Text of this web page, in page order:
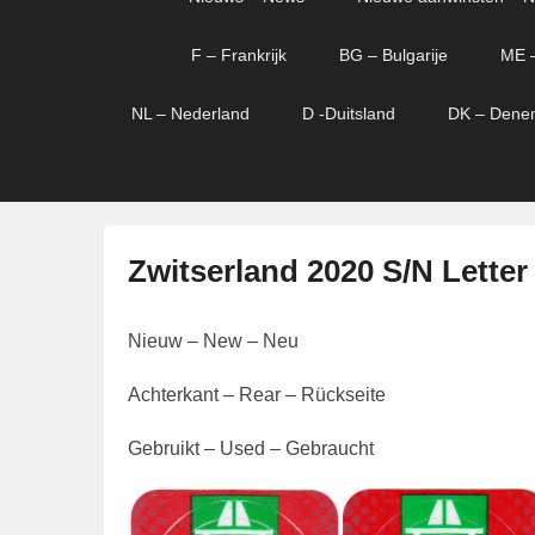
F – Frankrijk BG – Bulgarije ME
NL – Nederland D -Duitsland DK –
Zwitserland 2020 S/N
e
l
a
s
Nieuw – New – Neu
Achterkant – Rear – Rückseite
Gebruikt – Used – Gebraucht